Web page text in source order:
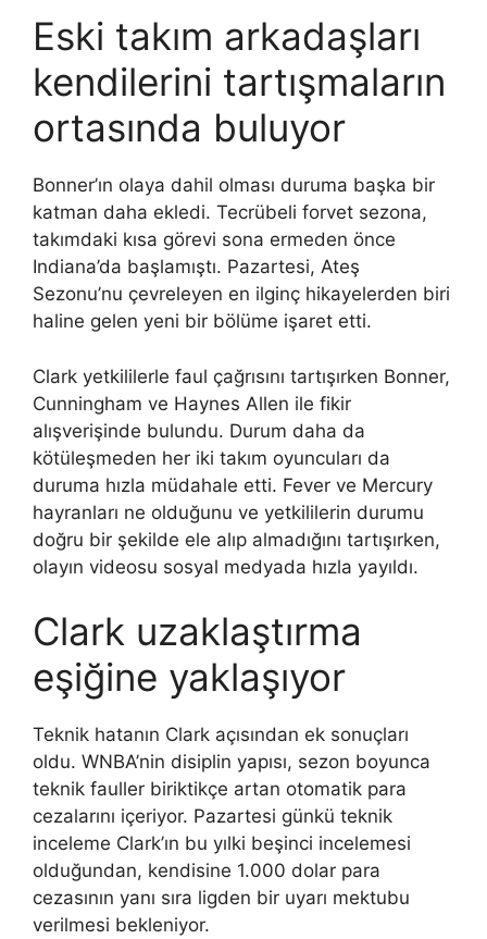
Eski takım arkadaşları
kendilerini tartışmaların
ortasında buluyor
Bonner’ın olaya dahil olması duruma başka bir
katman daha ekledi. Tecrübeli forvet sezona,
takımdaki kısa görevi sona ermeden önce
Indiana’da başlamıştı. Pazartesi, Ateş
Sezonu’nu çevreleyen en ilginç hikayelerden biri
haline gelen yeni bir bölüme işaret etti.
Clark yetkililerle faul çağrısını tartışırken Bonner,
Cunningham ve Haynes Allen ile fikir
alışverişinde bulundu. Durum daha da
kötüleşmeden her iki takım oyuncuları da
duruma hızla müdahale etti. Fever ve Mercury
hayranları ne olduğunu ve yetkililerin durumu
doğru bir şekilde ele alıp almadığını tartışırken,
olayın videosu sosyal medyada hızla yayıldı.
Clark uzaklaştırma
eşiğine yaklaşıyor
Teknik hatanın Clark açısından ek sonuçları
oldu. WNBA’nin disiplin yapısı, sezon boyunca
teknik fauller biriktikçe artan otomatik para
cezalarını içeriyor. Pazartesi günkü teknik
inceleme Clark’ın bu yılki beşinci incelemesi
olduğundan, kendisine 1.000 dolar para
cezasının yanı sıra ligden bir uyarı mektubu
verilmesi bekleniyor.